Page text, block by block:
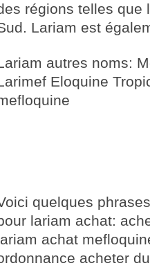
régions telles que
Lariam est
autres noms:
Eloquine
quelques
lariam achat:
achat
acheter